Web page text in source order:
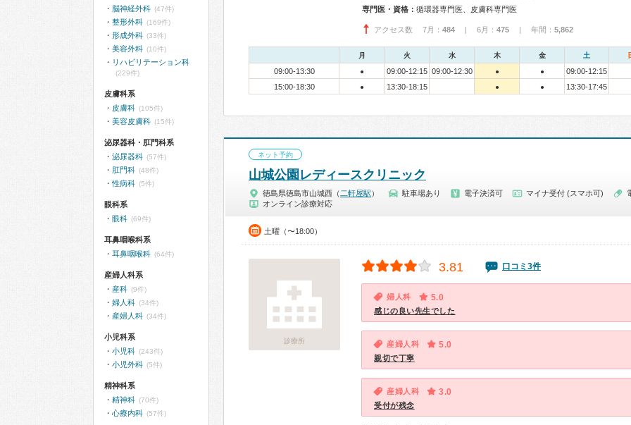
専門医・資格： 循環器専門医、皮膚科専門医
アクセス数 7月： 484 | 6月： 475 | 年間： 5,862
月 火 水 木 金 土
09:00-13:30 ● 09:00-12:15 09:00-12:30 ● ●
09:00-12:15
15:00-18:30
● 13:30-18:15 ● ● 13:30-17:45
ネット予約
山城公園レディースクリニック
徳島県徳島市山城西（ 二軒屋駅 ） 駐車場あり 電子決済可 マイナ受付 (スマホ可)
オンライン診療対応
土曜（〜18:00）
診療所
3.81 口コミ3件
婦人科 5.0
感じの良い先生でした
産婦人科 5.0
親切で丁寧
産婦人科 3.0
受付が残念
脳神経外科 (47件)
整形外科 (169件)
形成外科 (33件)
美容外科 (10件)
リハビリテーション科
(229件)
皮膚科系
皮膚科 (105件)
美容皮膚科 (15件)
泌尿器科・肛門科系
泌尿器科 (57件)
肛門科 (48件)
性病科 (5件)
眼科系
眼科 (69件)
耳鼻咽喉科系
耳鼻咽喉科 (64件)
産婦人科系
産科 (9件)
婦人科 (34件)
産婦人科 (34件)
小児科系
小児科 (243件)
小児外科 (5件)
精神科系
精神科 (70件)
心療内科 (57件)